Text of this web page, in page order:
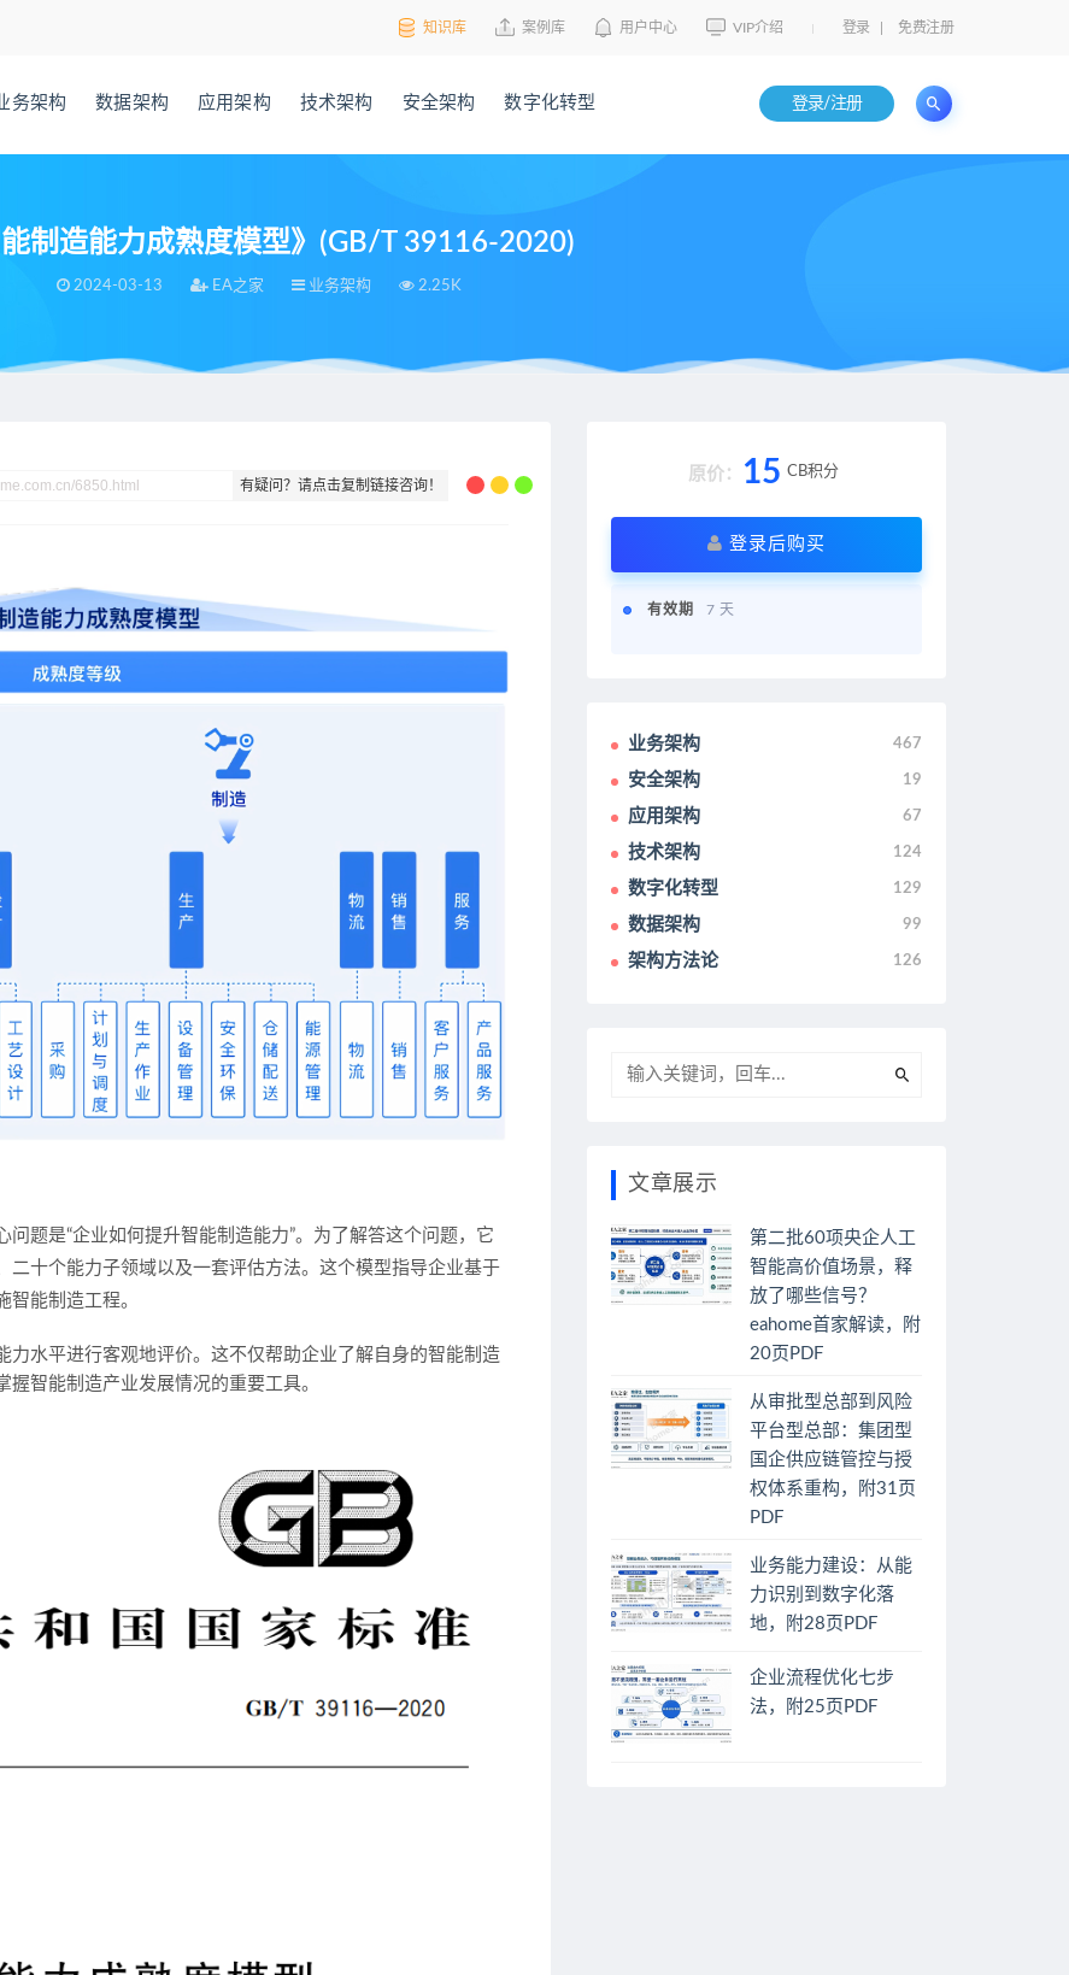
知识库 案例库 用户中心 VIP介绍 登录 免费注册
务架构 数据架构 应用架构 技术架构 安全架构 数字化转型 登录/注册
能制造能力成熟度模型》(GB/T 39116-2020)
2024-03-13 EA之家 业务架构 2.25K
有疑问？请点击复制链接咨询！
问题是“企业如何提升智能制造能力”。为了解答这个问题，它
二十个能力子领域以及一套评估方法。这个模型指导企业基于
智能制造工程。
水平进行客观地评价。这不仅帮助企业了解自身的智能制造
智能制造产业发展情况的重要工具。
原价： 15 CB积分
登录后购买
有效期 7 天
业务架构 467
安全架构 19
应用架构 67
技术架构 124
数字化转型 129
数据架构 99
架构方法论 126
文章展示
第二批60项央企人工
智能高价值场景，释
放了哪些信号？
eahome首家解读，附
20页PDF
从审批型总部到风险
平台型总部：集团型
国企供应链管控与授
权体系重构，附31页
PDF
业务能力建设：从能
力识别到数字化落
地，附28页PDF
企业流程优化七步
法，附25页PDF